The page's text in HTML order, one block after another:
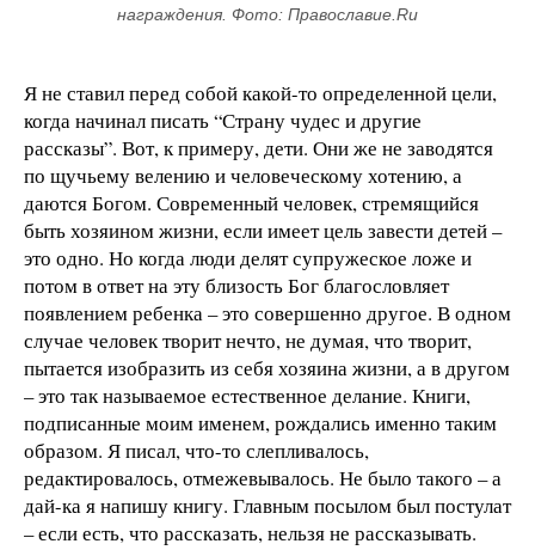
награждения. Фото: Православие.Ru
Я не ставил перед собой какой-то определенной цели,
когда начинал писать “Страну чудес и другие
рассказы”. Вот, к примеру, дети. Они же не заводятся
по щучьему велению и человеческому хотению, а
даются Богом. Современный человек, стремящийся
быть хозяином жизни, если имеет цель завести детей –
это одно. Но когда люди делят супружеское ложе и
потом в ответ на эту близость Бог благословляет
появлением ребенка – это совершенно другое. В одном
случае человек творит нечто, не думая, что творит,
пытается изобразить из себя хозяина жизни, а в другом
– это так называемое естественное делание. Книги,
подписанные моим именем, рождались именно таким
образом. Я писал, что-то слепливалось,
редактировалось, отмежевывалось. Не было такого – а
дай-ка я напишу книгу. Главным посылом был постулат
– если есть, что рассказать, нельзя не рассказывать.